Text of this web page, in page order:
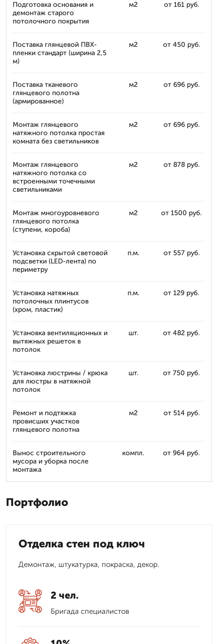
Подготовка основания и
демонтаж старого
потолочного покрытия
м2 от 161 руб.
Поставка глянцевой ПВХ-
пленки стандарт (ширина 2,5
м)
м2 от 450 руб.
Поставка тканевого
глянцевого полотна
(армированное)
м2 от 696 руб.
Монтаж глянцевого
натяжного потолка простая
комната без светильников
м2 от 696 руб.
Монтаж глянцевого
натяжного потолка со
встроенными точечными
светильниками
м2 от 878 руб.
Монтаж многоуровневого
глянцевого потолка
(ступени, короба)
м2 от 1500 руб.
Установка скрытой световой
подсветки (LED-лента) по
периметру
п.м. от 557 руб.
Установка натяжных
потолочных плинтусов
(хром, пластик)
п.м. от 129 руб.
Установка вентиляционных и
вытяжных решеток в
потолок
шт. от 482 руб.
Установка люстрины / крюка
для люстры в натяжной
потолок
шт. от 750 руб.
Ремонт и подтяжка
провисших участков
глянцевого полотна
м2 от 514 руб.
Вынос строительного
мусора и уборка после
монтажа
компл. от 964 руб.
Портфолио
Отделка стен под ключ
Демонтаж, штукатурка, покраска, декор.
2 чел.
Бригада специалистов